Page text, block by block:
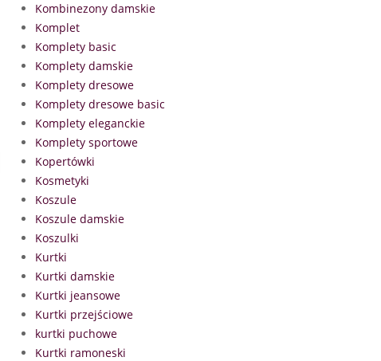
Kombinezony damskie
Komplet
Komplety basic
Komplety damskie
Komplety dresowe
Komplety dresowe basic
Komplety eleganckie
Komplety sportowe
Kopertówki
Kosmetyki
Koszule
Koszule damskie
Koszulki
Kurtki
Kurtki damskie
Kurtki jeansowe
Kurtki przejściowe
kurtki puchowe
Kurtki ramoneski